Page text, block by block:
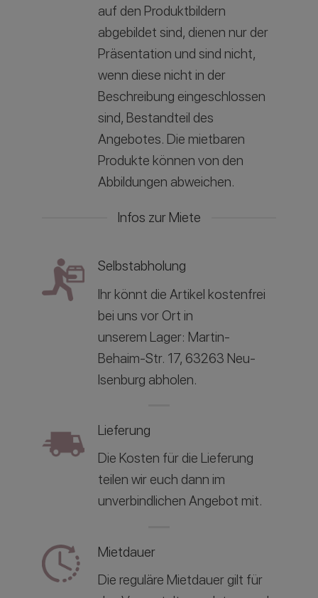
auf den Produktbildern
abgebildet sind, dienen nur der
Präsentation und sind nicht,
wenn diese nicht in der
Beschreibung eingeschlossen
sind, Bestandteil des
Angebotes. Die mietbaren
Produkte können von den
Abbildungen abweichen.
Infos zur Miete
Selbstabholung
Ihr könnt die Artikel kostenfrei
bei uns vor Ort in
unserem Lager: Martin-
Behaim-Str. 17, 63263 Neu-
Isenburg abholen.
Lieferung
Die Kosten für die Lieferung
teilen wir euch dann im
unverbindlichen Angebot mit.
Mietdauer
Die reguläre Mietdauer gilt für